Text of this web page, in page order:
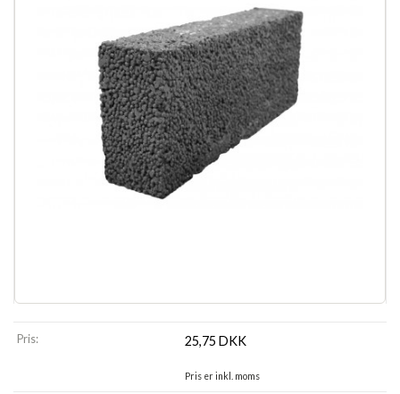
Pris: 25,75 DKK
Pris er inkl. moms